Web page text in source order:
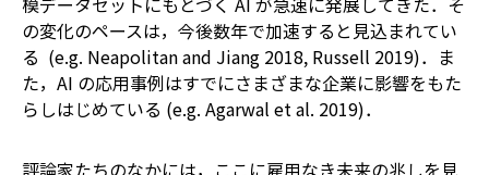
の変化のペースは，今後数年で加速すると見込まれてい
る (e.g. Neapolitan and Jiang 2018, Russell 2019)．ま
た，AI の応用事例はすでにさまざまな企業に影響をもた
らしはじめている (e.g. Agarwal et al. 2019)．
評論家たちのなかには，ここに雇用なき未来の兆しを見